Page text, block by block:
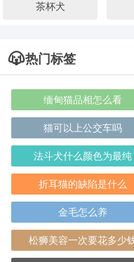
茶杯犬
热门标签
缅甸猫品相怎么看
猫可以上公交车吗
法斗犬什么颜色为最纯
折耳猫的缺陷是什么
金毛怎么养
松狮美容一次要花多少